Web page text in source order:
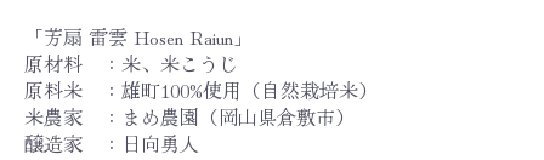
「芳扇 雷雲 Hosen Raiun」
原材料 ：米、米こうじ
原料米 ：雄町100%使用（自然栽培米）
米農家 ：まめ農園（岡山県倉敷市）
醸造家 ：日向勇人